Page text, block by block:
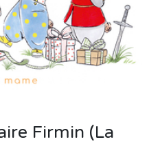
Firmin (La